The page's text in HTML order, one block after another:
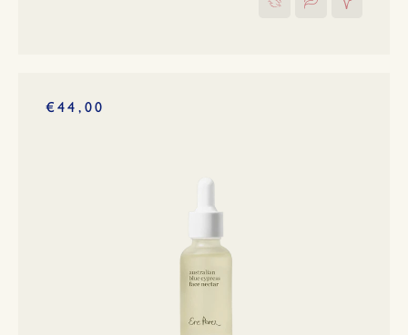
€44,00